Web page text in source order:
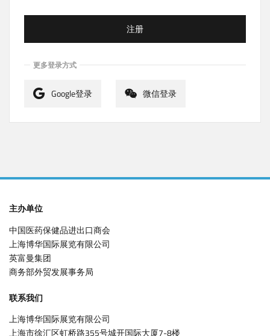
注册
更多登录方式
Google登录 微信登录
主办单位
中国医药保健品进出口商会
上海博华国际展览有限公司
英富曼集团
商务部外贸发展事务局
联系我们
上海博华国际展览有限公司
上海市徐汇区虹桥路355号城开国际大厦7-8楼